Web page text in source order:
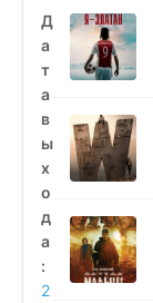
Рекс
(2025)
смотреть
бесплатно
Д
а
т
а
в
ы
х
о
д
а
:
2